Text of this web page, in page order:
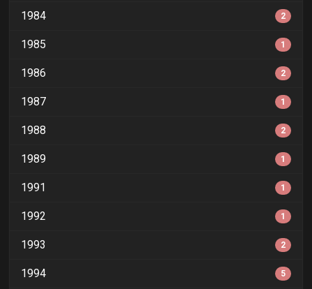
1984 2
1985 1
1986 2
1987 1
1988 2
1989 1
1991 1
1992 1
1993 2
1994 5